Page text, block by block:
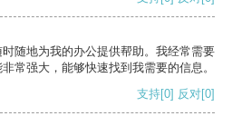
随地为我的办公提供帮助。我经常需要
常强大，能够快速找到我需要的信息。
支持[0] 反对[0]